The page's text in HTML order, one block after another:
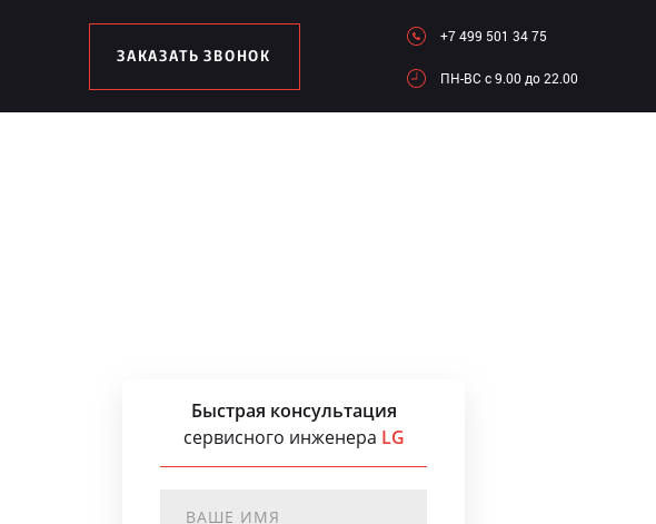
ЗАКАЗАТЬ ЗВОНОК
+7 499 501 34 75
ПН-ВC c 9.00 до 22.00
Быстрая консультация
сервисного инженера LG